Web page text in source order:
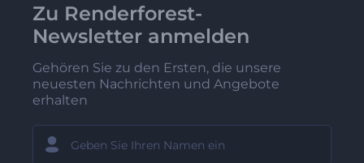
Zu Renderforest-
Newsletter anmelden
Gehören Sie zu den Ersten, die unsere
neuesten Nachrichten und Angebote
erhalten